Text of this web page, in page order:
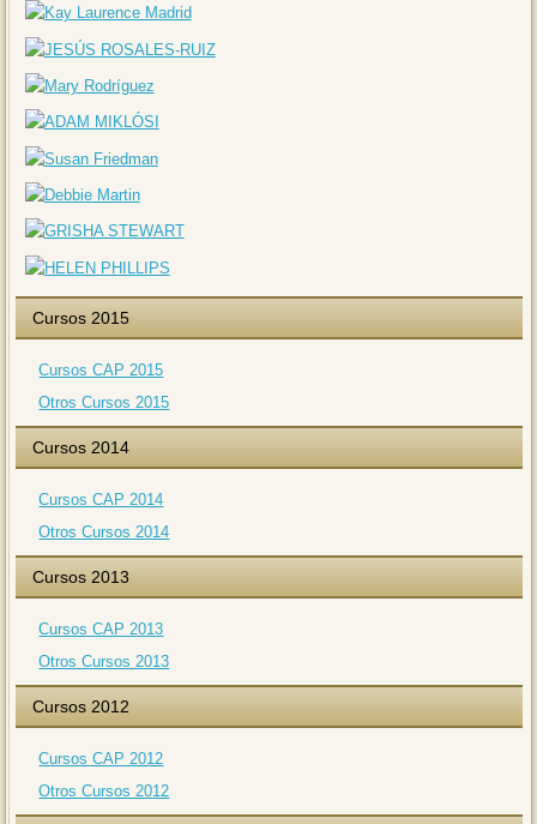
Cursos 2015
Cursos CAP 2015
Otros Cursos 2015
Cursos 2014
Cursos CAP 2014
Otros Cursos 2014
Cursos 2013
Cursos CAP 2013
Otros Cursos 2013
Cursos 2012
Cursos CAP 2012
Otros Cursos 2012